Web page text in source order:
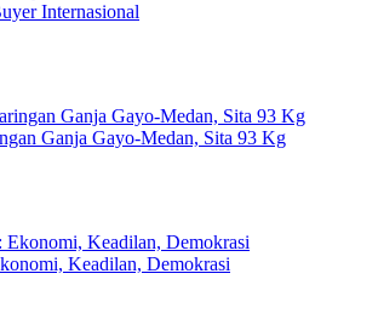
Internasional
Ganja Gayo-Medan, Sita 93 Kg
Keadilan, Demokrasi